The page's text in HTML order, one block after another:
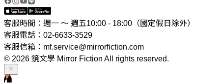
客服時間：週一 ～ 週五10:00 - 18:00（國定假日除外）
客服電話：02-6633-3529
客服信箱：mf.service@mirrorfiction.com
© 2026 鏡文學 Mirror Fiction All rights reserved.